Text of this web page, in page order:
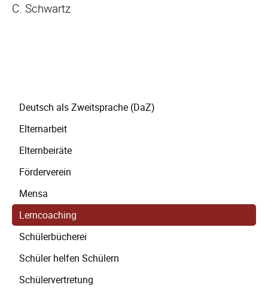
C. Schwartz
überspringen
Deutsch als Zweitsprache (DaZ)
Elternarbeit
Elternbeiräte
Förderverein
Mensa
Lerncoaching
Schülerbücherei
Schüler helfen Schülern
Schülervertretung